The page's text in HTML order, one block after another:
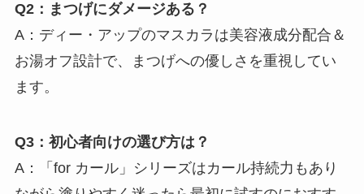
Q2：まつげにダメージある？
A：ディー・アップのマスカラは美容液成分配合＆
お湯オフ設計で、まつげへの優しさを重視してい
ます。
Q3：初心者向けの選び方は？
A：「for カール」シリーズはカール持続力もあり